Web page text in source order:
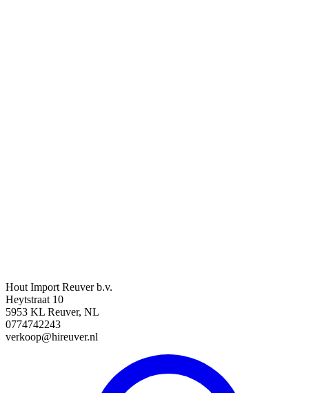
Hout Import Reuver b.v.
Heytstraat 10
5953 KL Reuver, NL
0774742243
verkoop@hireuver.nl